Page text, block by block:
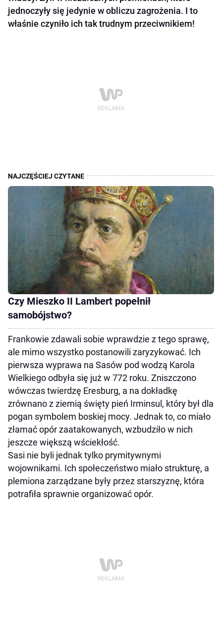
jednoczyły się jedynie w obliczu zagrożenia. I to
właśnie czyniło ich tak trudnym przeciwnikiem!
Czy Mieszko II Lambert popełnił
samobójstwo?
Frankowie zdawali sobie wprawdzie z tego sprawę,
ale mimo wszystko postanowili zaryzykować. Ich
pierwsza wyprawa na Sasów pod wodzą Karola
Wielkiego odbyła się już w 772 roku. Zniszczono
wówczas twierdzę Eresburg, a na dokładkę
zrównano z ziemią święty pień Irminsul, który był dla
pogan symbolem boskiej mocy. Jednak to, co miało
złamać opór zaatakowanych, wzbudziło w nich
jeszcze większą wściekłość.
Sasi nie byli jednak tylko prymitywnymi
wojownikami. Ich społeczeństwo miało strukturę, a
plemiona zarządzane były przez starszyznę, która
potrafiła sprawnie organizować opór.